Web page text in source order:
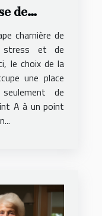
de
un
charnière de
stress et de
le choix de la
une place
de
A à un point